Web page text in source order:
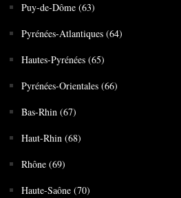
Puy-de-Dôme (63)
Pyrénées-Atlantiques (64)
Hautes-Pyrénées (65)
Pyrénées-Orientales (66)
Bas-Rhin (67)
Haut-Rhin (68)
Rhône (69)
Haute-Saône (70)